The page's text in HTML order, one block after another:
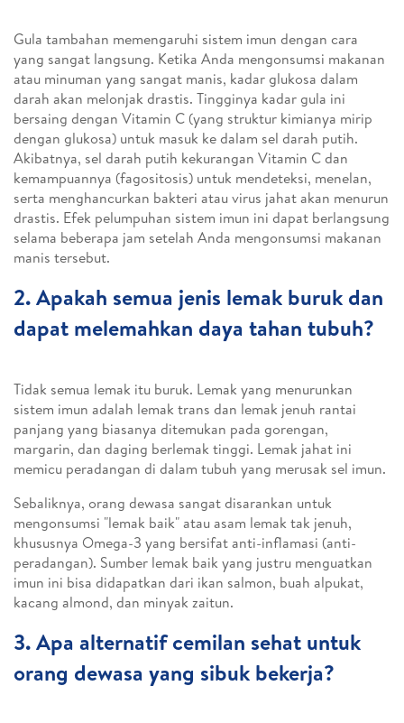
Gula tambahan memengaruhi sistem imun dengan cara
yang sangat langsung. Ketika Anda mengonsumsi makanan
atau minuman yang sangat manis, kadar glukosa dalam
darah akan melonjak drastis. Tingginya kadar gula ini
bersaing dengan Vitamin C (yang struktur kimianya mirip
dengan glukosa) untuk masuk ke dalam sel darah putih.
Akibatnya, sel darah putih kekurangan Vitamin C dan
kemampuannya (fagositosis) untuk mendeteksi, menelan,
serta menghancurkan bakteri atau virus jahat akan menurun
drastis. Efek pelumpuhan sistem imun ini dapat berlangsung
selama beberapa jam setelah Anda mengonsumsi makanan
manis tersebut.
2. Apakah semua jenis lemak buruk dan
dapat melemahkan daya tahan tubuh?
Tidak semua lemak itu buruk. Lemak yang menurunkan
sistem imun adalah lemak trans dan lemak jenuh rantai
panjang yang biasanya ditemukan pada gorengan,
margarin, dan daging berlemak tinggi. Lemak jahat ini
memicu peradangan di dalam tubuh yang merusak sel imun.
Sebaliknya, orang dewasa sangat disarankan untuk
mengonsumsi "lemak baik" atau asam lemak tak jenuh,
khususnya Omega-3 yang bersifat anti-inflamasi (anti-
peradangan). Sumber lemak baik yang justru menguatkan
imun ini bisa didapatkan dari ikan salmon, buah alpukat,
kacang almond, dan minyak zaitun.
3. Apa alternatif cemilan sehat untuk
orang dewasa yang sibuk bekerja?